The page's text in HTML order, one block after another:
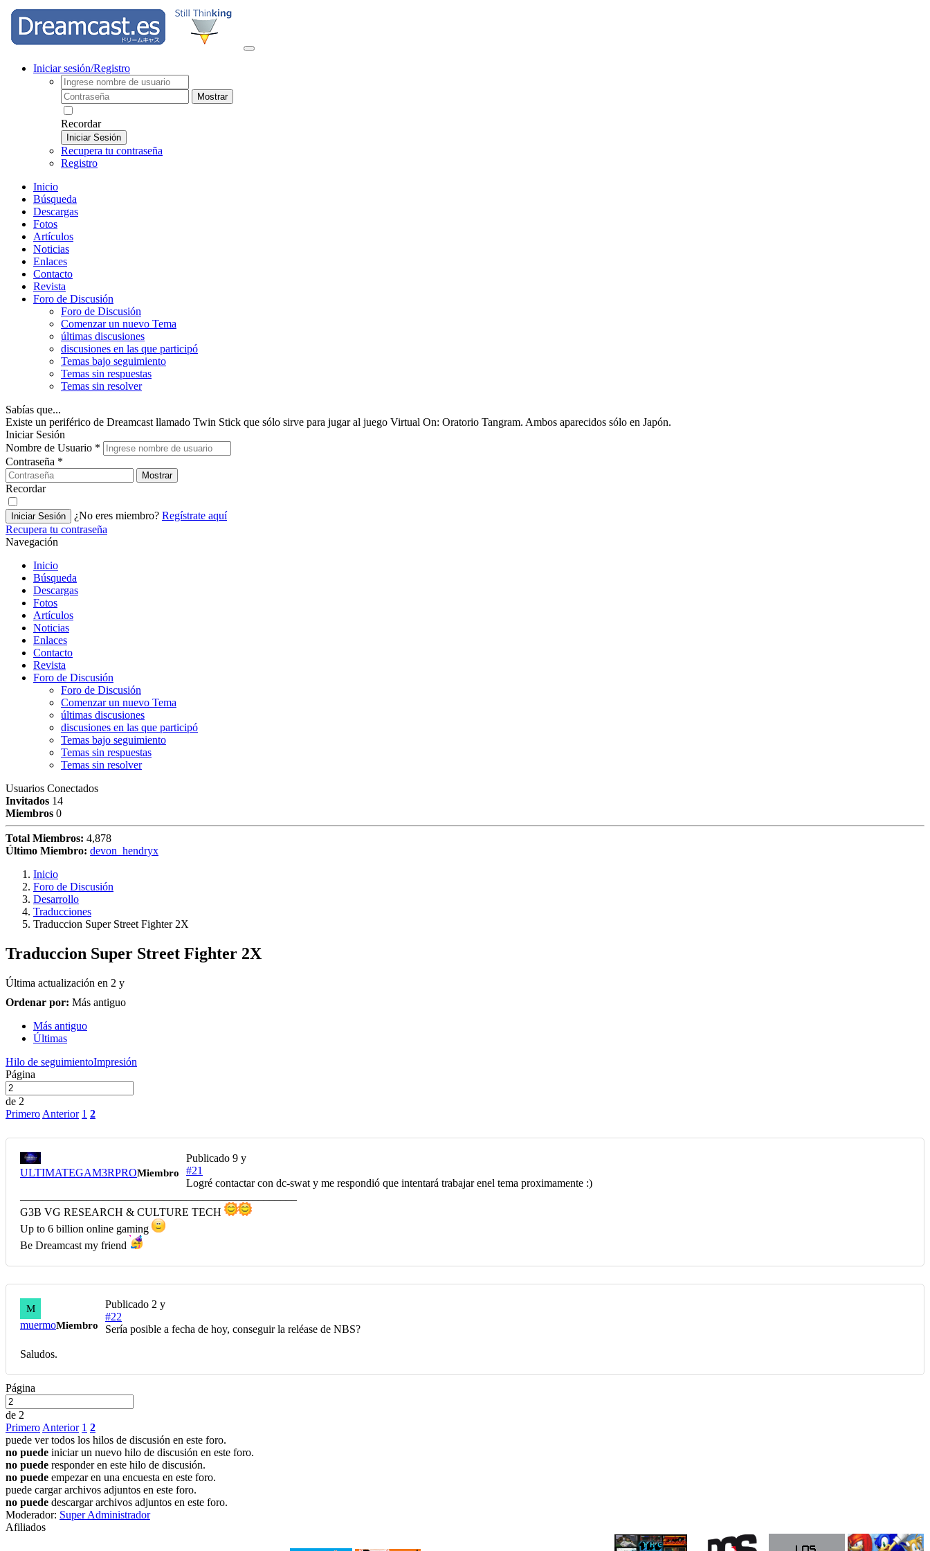
Iniciar sesión/Registro
Mostrar
Recordar
Iniciar Sesión
Recupera tu contraseña
Registro
Inicio
Búsqueda
Descargas
Fotos
Artículos
Noticias
Enlaces
Contacto
Revista
Foro de Discusión
Foro de Discusión
Comenzar un nuevo Tema
últimas discusiones
discusiones en las que participó
Temas bajo seguimiento
Temas sin respuestas
Temas sin resolver
Sabías que...
Existe un periférico de Dreamcast llamado Twin Stick que sólo sirve para jugar al juego Virtual On: Oratorio Tangram. Ambos aparecidos sólo en Japón.
Iniciar Sesión
Nombre de Usuario *
Contraseña *
Mostrar
Recordar
Iniciar Sesión ¿No eres miembro? Regístrate aquí
Recupera tu contraseña
Navegación
Inicio
Búsqueda
Descargas
Fotos
Artículos
Noticias
Enlaces
Contacto
Revista
Foro de Discusión
Foro de Discusión
Comenzar un nuevo Tema
últimas discusiones
discusiones en las que participó
Temas bajo seguimiento
Temas sin respuestas
Temas sin resolver
Usuarios Conectados
Invitados 14
Miembros 0
Total Miembros: 4,878
Último Miembro: devon_hendryx
Inicio
Foro de Discusión
Desarrollo
Traducciones
Traduccion Super Street Fighter 2X
Traduccion Super Street Fighter 2X
Última actualización en 2 y
Ordenar por: Más antiguo
Más antiguo
Últimas
Hilo de seguimientoImpresión
Página
de 2
Primero Anterior 1 2
ULTIMATEGAM3RPROMiembro
Publicado 9 y
#21
Logré contactar con dc-swat y me respondió que intentará trabajar enel tema proximamente :)
G3B VG RESEARCH & CULTURE TECH
Up to 6 billion online gaming
Be Dreamcast my friend
M
muermoMiembro
Publicado 2 y
#22
Sería posible a fecha de hoy, conseguir la reléase de NBS?
Saludos.
Página
de 2
Primero Anterior 1 2
puede ver todos los hilos de discusión en este foro.
no puede iniciar un nuevo hilo de discusión en este foro.
no puede responder en este hilo de discusión.
no puede empezar en una encuesta en este foro.
puede cargar archivos adjuntos en este foro.
no puede descargar archivos adjuntos en este foro.
Moderador: Super Administrador
Afiliados